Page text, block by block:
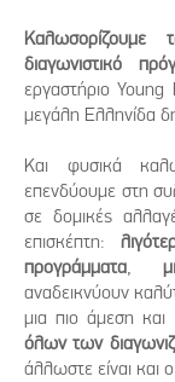
Καλωσορίζουμε
διαγωνιστικό
εργαστήριο
μεγάλη Ελληνίδα
Και φυσικά
επενδύουμε στη
σε δομικές
επισκέπτη:
προγράμματα,
αναδεικνύουν
μια πιο άμεση και
όλων των
άλλωστε είναι και